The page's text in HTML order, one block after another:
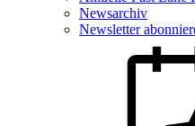
Newsarchiv
Newsletter